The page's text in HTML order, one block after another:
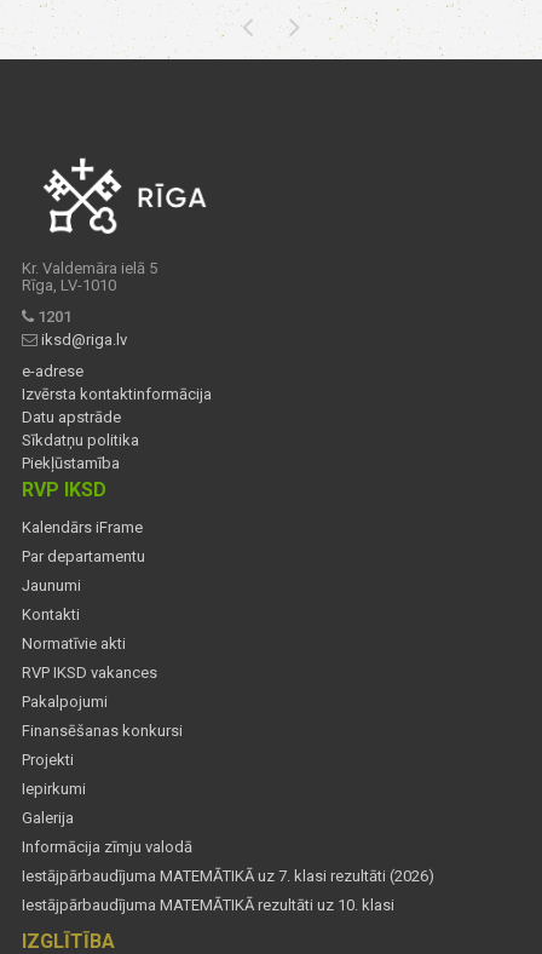
Kr. Valdemāra ielā 5
Rīga, LV-1010
1201
iksd@riga.lv
e-adrese
Izvērsta kontaktinformācija
Datu apstrāde
Sīkdatņu politika
Piekļūstamība
RVP IKSD
Kalendārs iFrame
Par departamentu
Jaunumi
Kontakti
Normatīvie akti
RVP IKSD vakances
Pakalpojumi
Finansēšanas konkursi
Projekti
Iepirkumi
Galerija
Informācija zīmju valodā
Iestājpārbaudījuma MATEMĀTIKĀ uz 7. klasi rezultāti (2026)
Iestājpārbaudījuma MATEMĀTIKĀ rezultāti uz 10. klasi
IZGLĪTĪBA